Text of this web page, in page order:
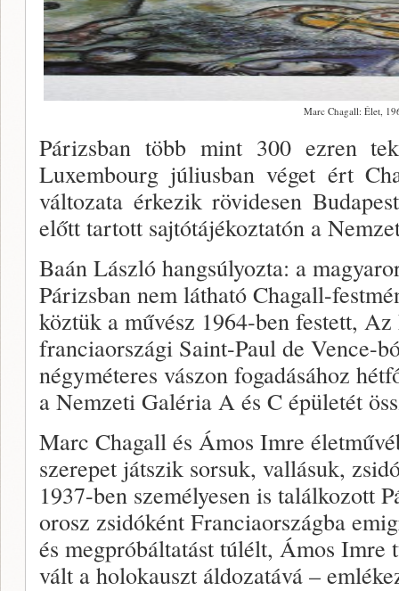
Marc Chagall: Élet,
Párizsban több mint 300 ezren
Luxembourg júliusban véget ért
változata érkezik rövidesen
előtt tartott sajtótájékoztatón a
Baán László hangsúlyozta: a
Párizsban nem látható Chagall-
köztük a művész 1964-ben festett,
franciaországi Saint-Paul de Vence-
négyméteres vászon fogadásához
a Nemzeti Galéria A és C épületét
Marc Chagall és Ámos Imre
szerepet játszik sorsuk, vallásuk,
1937-ben személyesen is találkozott
orosz zsidóként Franciaországba
és megpróbáltatást túlélt, Ámos Imre
vált a holokauszt áldozatává –